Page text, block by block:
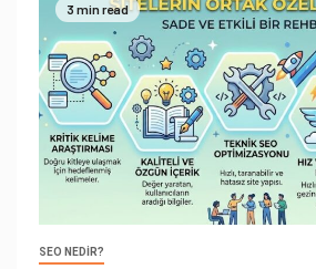
3 min read
SEO NEDIR?